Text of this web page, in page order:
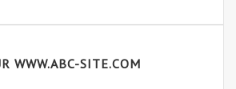
WWW.ABC-SITE.COM